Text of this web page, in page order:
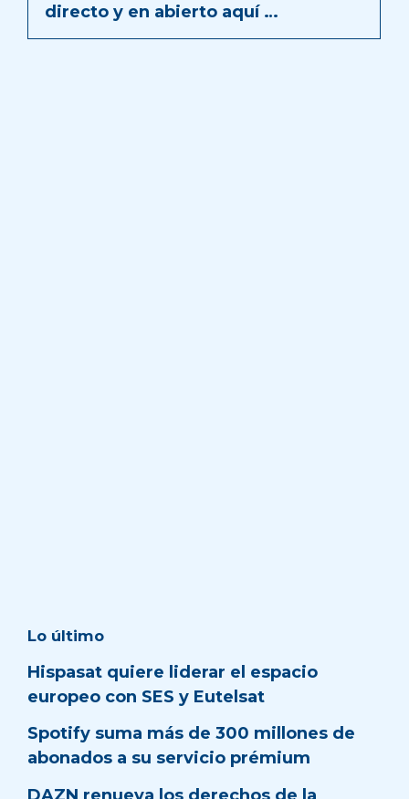
directo y en abierto aquí …
Lo último
Hispasat quiere liderar el espacio
europeo con SES y Eutelsat
Spotify suma más de 300 millones de
abonados a su servicio prémium